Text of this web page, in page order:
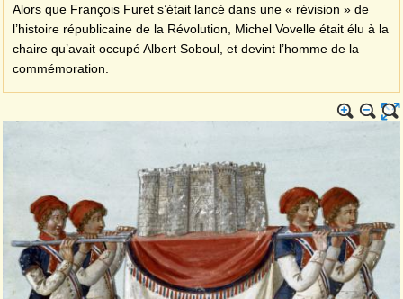
Alors que François Furet s’était lancé dans une « révision » de
l’histoire républicaine de la Révolution, Michel Vovelle était élu à la
chaire qu’avait occupé Albert Soboul, et devint l’homme de la
commémoration.